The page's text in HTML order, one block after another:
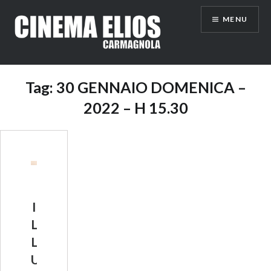
contenuto
MENU
Tag: 30 GENNAIO DOMENICA –
2022 – H 15.30
I
L
L
U